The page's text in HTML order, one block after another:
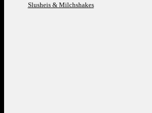
Slusheis & Milchshakes